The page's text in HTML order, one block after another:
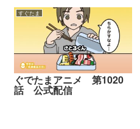
すぐたま
ぐでたまアニメ 第1020
話 公式配信